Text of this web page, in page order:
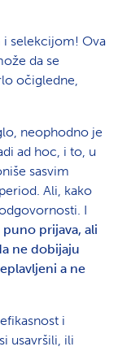
i selekcijom! Ova
da se
očigledne,
neophodno je
ad hoc, i to, u
sasvim
Ali, kako
I
prijava, ali
ne dobijaju
a ne
i
usavršili, ili